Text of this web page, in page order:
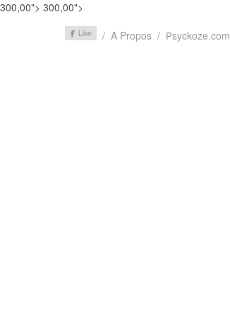
300,00"> 300,00">
A Propos
Psyckoze.com